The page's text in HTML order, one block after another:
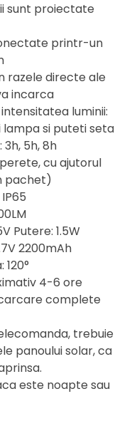
sunt proiectate
printr-un
razele directe ale
incarca
luminii:
lampa si puteti seta
5h, 8h
cu ajutorul
pachet)
Putere: 1.5W
2200mAh
120°
4-6 ore
complete
trebuie
panoului solar, ca
este noapte sau